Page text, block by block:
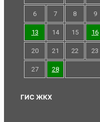
6 7 8 9
13 14 15 16
20 21 22 23
27 28
ГИС ЖКХ